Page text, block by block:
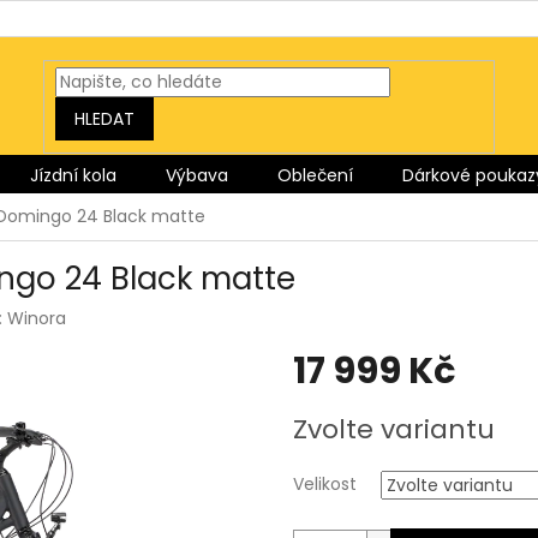
HLEDAT
Jízdní kola Výbava Oblečení Dárkové
24 Black matte
24 Black matte
Winora
17 999 Kč
cena:
Zvolte variantu
Velikost